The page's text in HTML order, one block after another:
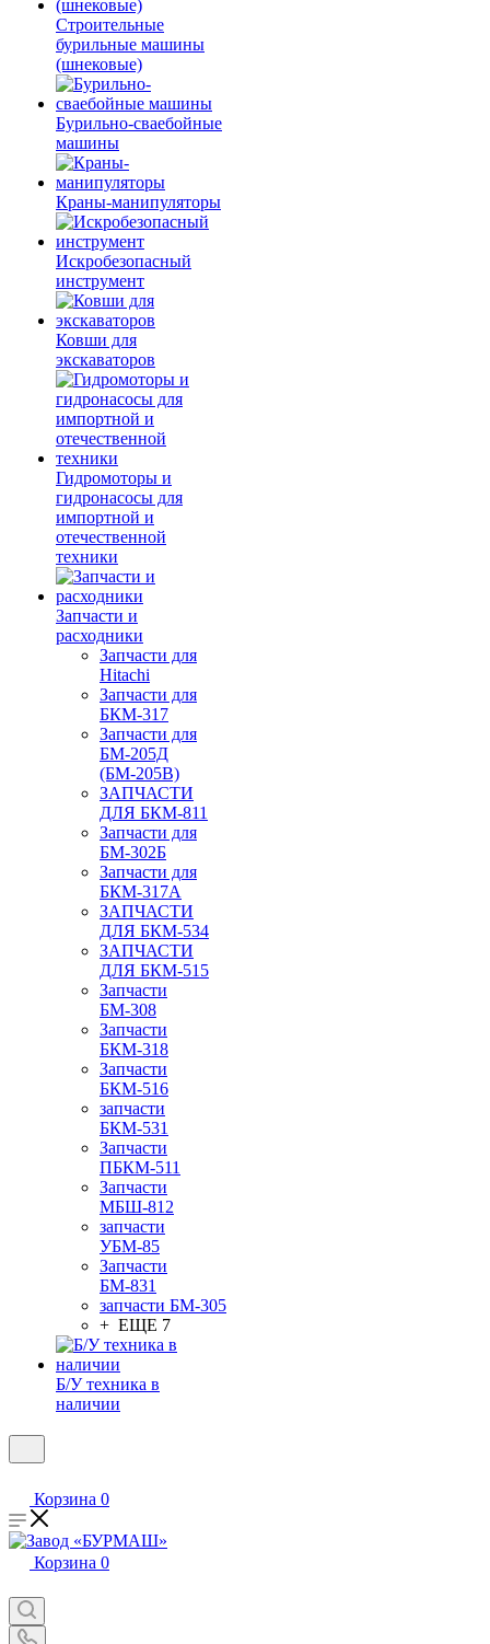
Строительные
бурильные машины
(шнековые)
Бурильно-сваебойные
машины
Краны-манипуляторы
Искробезопасный
инструмент
Ковши для
экскаваторов
Гидромоторы и
гидронасосы для
импортной и
отечественной
техники
Запчасти и
расходники
Запчасти для
Hitachi
Запчасти для
БКМ-317
Запчасти для
БМ-205Д
(БМ-205В)
ЗАПЧАСТИ
ДЛЯ БКМ-811
Запчасти для
БМ-302Б
Запчасти для
БКМ-317А
ЗАПЧАСТИ
ДЛЯ БКМ-534
ЗАПЧАСТИ
ДЛЯ БКМ-515
Запчасти
БМ-308
Запчасти
БКМ-318
Запчасти
БКМ-516
запчасти
БКМ-531
Запчасти
ПБКМ-511
Запчасти
МБШ-812
запчасти
УБМ-85
Запчасти
БМ-831
запчасти БМ-305
+ ЕЩЕ 7
Б/У техника в
наличии
Корзина 0
Корзина 0